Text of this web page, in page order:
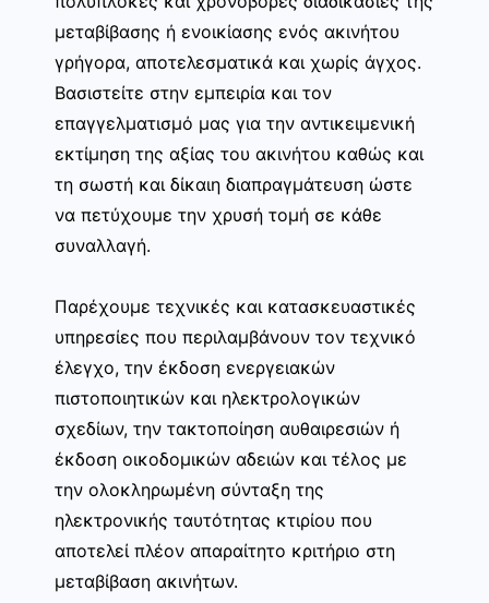
μεταβίβασης ή ενοικίασης ενός ακινήτου
γρήγορα, αποτελεσματικά και χωρίς άγχος.
Βασιστείτε στην εμπειρία και τον
επαγγελματισμό μας για την αντικειμενική
εκτίμηση της αξίας του ακινήτου καθώς και
τη σωστή και δίκαιη διαπραγμάτευση ώστε
να πετύχουμε την χρυσή τομή σε κάθε
συναλλαγή.
Παρέχουμε τεχνικές και κατασκευαστικές
υπηρεσίες που περιλαμβάνουν τον τεχνικό
έλεγχο, την έκδοση ενεργειακών
πιστοποιητικών και ηλεκτρολογικών
σχεδίων, την τακτοποίηση αυθαιρεσιών ή
έκδοση οικοδομικών αδειών και τέλος με
την ολοκληρωμένη σύνταξη της
ηλεκτρονικής ταυτότητας κτιρίου που
αποτελεί πλέον απαραίτητο κριτήριο στη
μεταβίβαση ακινήτων.